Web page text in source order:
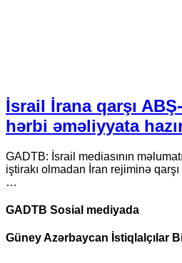
İsrail İrana qarşı
hərbi əməliyyata
GADTB: İsrail mediasının
iştirakı olmadan İran rejiminə
…
GADTB Sosial mediyada
Güney Azərbaycan İstiqlalçılar